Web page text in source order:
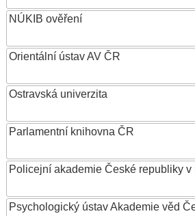
NÚKIB ověření
Orientální ústav AV ČR
Ostravská univerzita
Parlamentní knihovna ČR
Policejní akademie České republiky v
Psychologický ústav Akademie věd